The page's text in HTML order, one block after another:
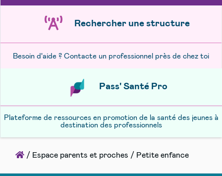
Rechercher une structure
Besoin d'aide ? Contacte un professionnel près de chez toi
Pass' Santé Pro
Plateforme de ressources en promotion de la santé des jeunes à
destination des professionnels
Accueil
/ Espace parents et proches / Petite enfance